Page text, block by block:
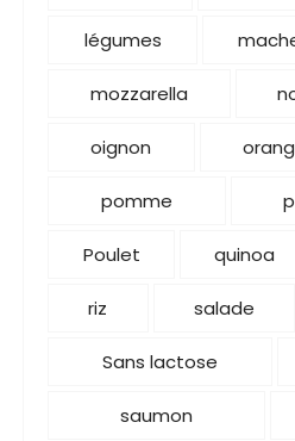
légumes
mozzarella
oignon
pomme
Poulet quinoa
riz salade
Sans lactose
saumon